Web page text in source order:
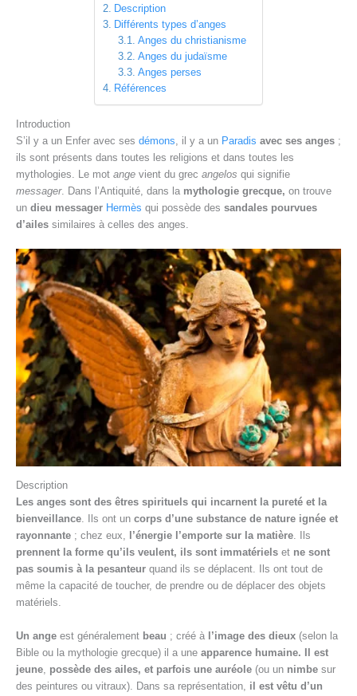
Description
Différents types d’anges
Anges du christianisme
Anges du judaïsme
Anges perses
Références
Introduction
S’il y a un Enfer avec ses démons , il y a un Paradis avec ses anges ;
ils sont présents dans toutes les religions et dans toutes les
mythologies. Le mot ange vient du grec angelos qui signifie
messager. Dans l’Antiquité, dans la mythologie grecque, on trouve
un dieu messager Hermès qui possède des sandales pourvues
d’ailes similaires à celles des anges.
Description
Les anges sont des êtres spirituels qui incarnent la pureté et la
bienveillance. Ils ont un corps d’une substance de nature ignée et
rayonnante ; chez eux, l’énergie l’emporte sur la matière. Ils
prennent la forme qu’ils veulent, ils sont immatériels et ne sont
pas soumis à la pesanteur quand ils se déplacent. Ils ont tout de
même la capacité de toucher, de prendre ou de déplacer des objets
matériels.
Un ange est généralement beau ; créé à l’image des dieux (selon la
Bible ou la mythologie grecque) il a une apparence humaine. Il est
jeune possède des ailes, et parfois une auréole (ou un nimbe sur
des peintures ou vitraux). Dans sa représentation, il est vêtu d’un